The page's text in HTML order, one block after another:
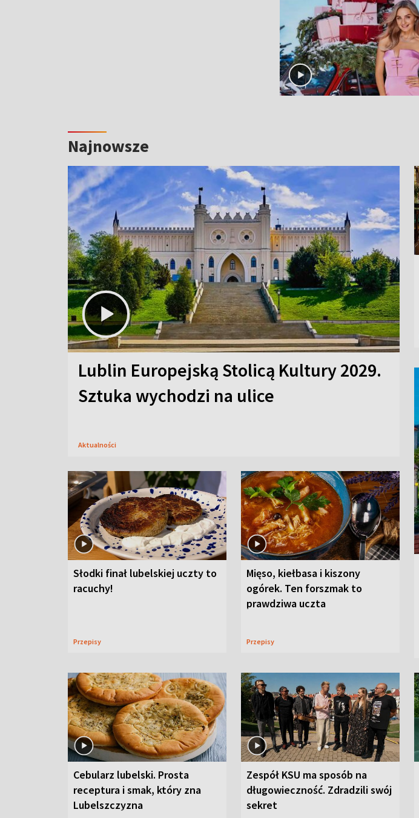
Najnowsze
Lublin Europejską Stolicą Kultury 2029.
Sztuka wychodzi na ulice
Aktualności
Słodki finał lubelskiej uczty to
racuchy!
Przepisy
Mięso, kiełbasa i kiszony
ogórek. Ten forszmak to
prawdziwa uczta
Przepisy
Cebularz lubelski. Prosta
receptura i smak, który zna
Lubelszczyzna
Zespół KSU ma sposób na
długowieczność. Zdradzili swój
sekret